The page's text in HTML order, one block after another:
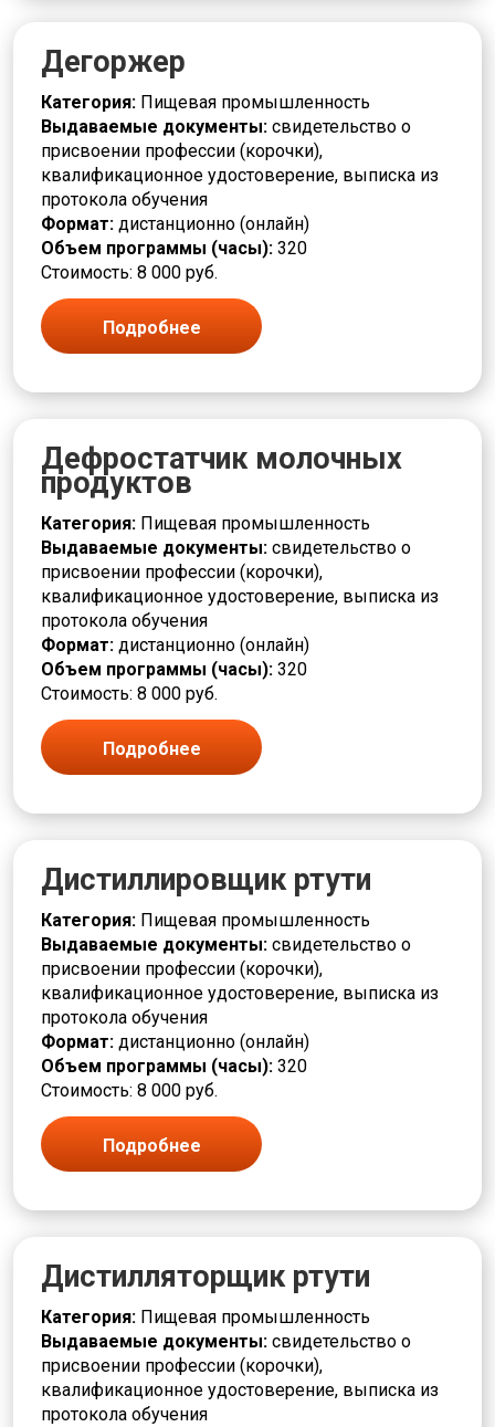
Художественная деятельность
Чистильщик
Шлифовщик
Штамповщик
Экология и природопользование
Электромонтер
Электротехника и энергетика
Дегоржер
Категория: Пищевая промышленность
Выдаваемые документы: свидетельство о
присвоении профессии (корочки),
квалификационное удостоверение, выписка из
протокола обучения
Формат: дистанционно (онлайн)
Объем программы (часы): 320
Стоимость: 8 000 руб.
Подробнее
Дефростатчик молочных
продуктов
Категория: Пищевая промышленность
Выдаваемые документы: свидетельство о
присвоении профессии (корочки),
квалификационное удостоверение, выписка из
протокола обучения
Формат: дистанционно (онлайн)
Объем программы (часы): 320
Стоимость: 8 000 руб.
Подробнее
Дистиллировщик ртути
Категория: Пищевая промышленность
Выдаваемые документы: свидетельство о
присвоении профессии (корочки),
квалификационное удостоверение, выписка из
протокола обучения
Формат: дистанционно (онлайн)
Объем программы (часы): 320
Стоимость: 8 000 руб.
Подробнее
Дистилляторщик ртути
Категория: Пищевая промышленность
Выдаваемые документы: свидетельство о
присвоении профессии (корочки),
квалификационное удостоверение, выписка из
протокола обучения